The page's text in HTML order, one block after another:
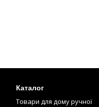
Каталог
Товари для дому ручної